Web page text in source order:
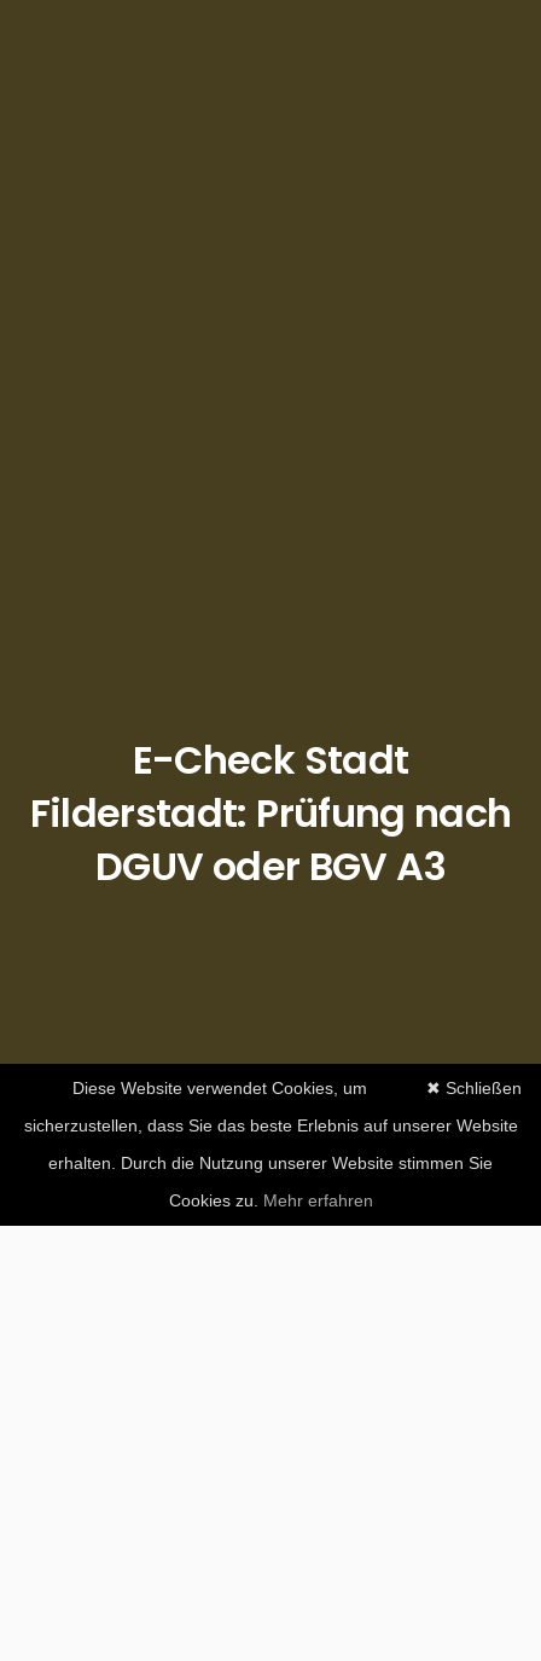
E-Check Stadt
Filderstadt: Prüfung nach
DGUV oder BGV A3
✖ Schließen
Diese Website verwendet Cookies, um
sicherzustellen, dass Sie das beste Erlebnis auf unserer Website
erhalten. Durch die Nutzung unserer Website stimmen Sie
Cookies zu. Mehr erfahren